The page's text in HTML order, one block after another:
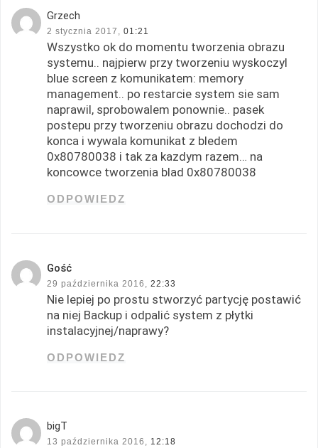
Grzech
2 stycznia 2017, 01:21
Wszystko ok do momentu tworzenia obrazu
systemu.. najpierw przy tworzeniu wyskoczyl
blue screen z komunikatem: memory
management.. po restarcie system sie sam
naprawil, sprobowalem ponownie.. pasek
postepu przy tworzeniu obrazu dochodzi do
konca i wywala komunikat z bledem
0x80780038 i tak za kazdym razem… na
koncowce tworzenia blad 0x80780038
ODPOWIEDZ
Gość
29 października 2016, 22:33
Nie lepiej po prostu stworzyć partycję postawić
na niej Backup i odpalić system z płytki
instalacyjnej/naprawy?
ODPOWIEDZ
bigT
13 października 2016, 12:18